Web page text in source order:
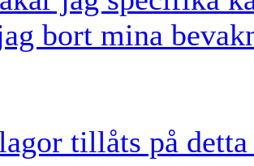
bort mina
tillåts på